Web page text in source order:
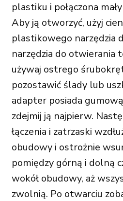
plastiku i połączona
Aby ją otworzyć, użyj
plastikowego narzędzia
narzędzia do otwierania
używaj ostrego
pozostawić ślady lub
adapter posiada
zdejmij ją najpierw.
łączenia i zatrzaski
obudowy i ostrożnie
pomiędzy górną i dolną
wokół obudowy, aż
zwolnią. Po otwarciu